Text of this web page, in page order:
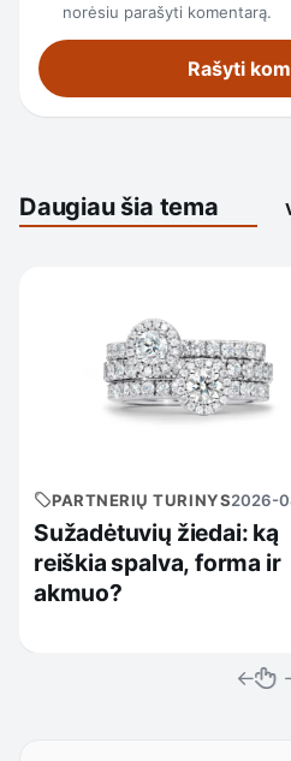
norėsiu parašyti komentarą.
Daugiau šia tema
PARTNERIŲ TURINYS2026-
Sužadėtuvių žiedai: ką
reiškia spalva, forma ir
akmuo?
←